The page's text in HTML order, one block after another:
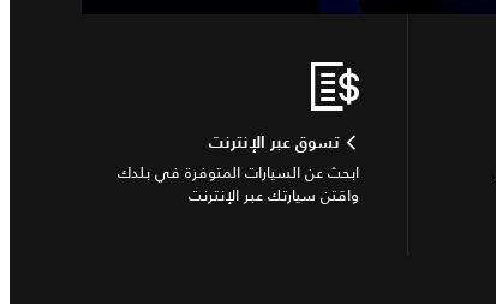
تسوق عبر الإنترنت
ابحث عن السيارات المتوفرة في بلدك
واقتن سيارتك عبر الإنترنت